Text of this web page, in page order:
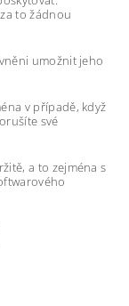
to žádnou
umožnit jeho
v případě, když
své
a to zejména s